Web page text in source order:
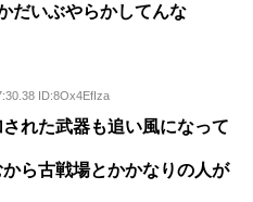
だいぶやらかしてんな
ID:8Ox4EfIza
れた武器も追い風になって
ら古戦場とかかなりの人が